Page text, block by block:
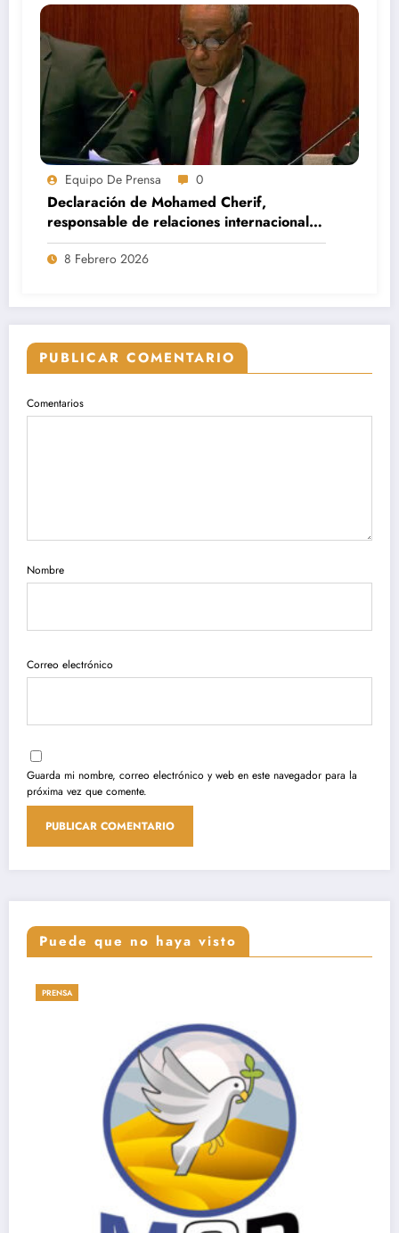
Equipo De Prensa 0
Declaración de Mohamed Cherif,
responsable de relaciones internacionales
de MSP
8 Febrero 2026
PUBLICAR COMENTARIO
Comentarios
Nombre
Correo electrónico
Guarda mi nombre, correo electrónico y web en este navegador para la
próxima vez que comente.
Puede que no haya visto